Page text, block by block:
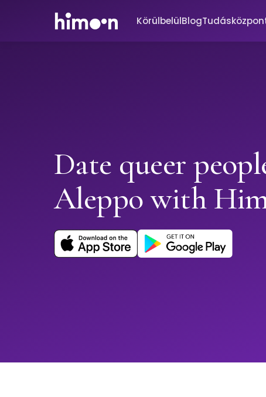
KörülbelülBlog
Date queer
Aleppo with